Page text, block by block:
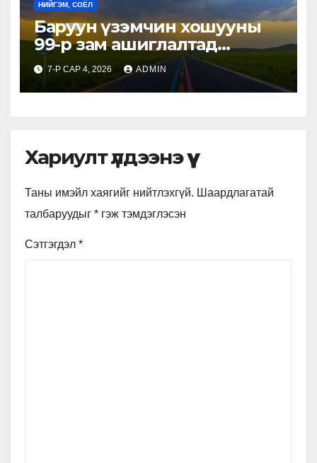
НИЙГЭМ, СОЁЛ
Баруун үзэмчин хошууны
99-р зам ашиглалтад
орсноор жилд 3.4 сая
жуулчин хүлээн авч, 1.3
тэрбум юанийн орлого
7-Р САР 4, 2026 ADMIN
Хариулт үлдээнэ үү
Таны имэйл хаягийг нийтлэхгүй. Шаардлагатай
талбаруудыг * гэж тэмдэглэсэн
Сэтгэгдэл *